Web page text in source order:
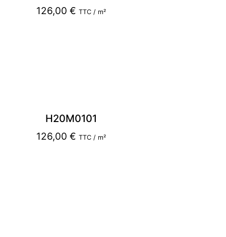
126,00 € TTC / m²
H20M0101
126,00 € TTC / m²